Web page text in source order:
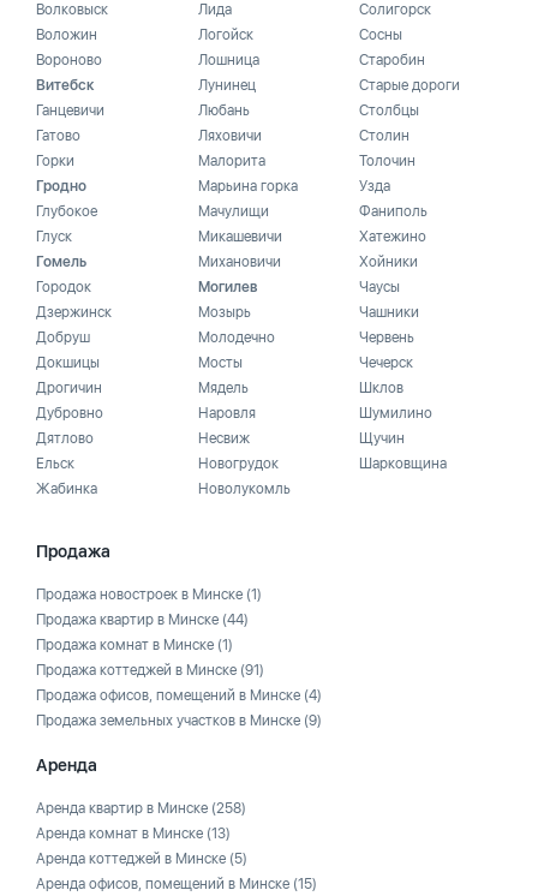
Волковыск
Воложин
Вороново
Витебск
Ганцевичи
Гатово
Горки
Гродно
Глубокое
Глуск
Гомель
Городок
Дзержинск
Добруш
Докшицы
Дрогичин
Дубровно
Дятлово
Ельск
Жабинка
Лида
Логойск
Лошница
Лунинец
Любань
Ляховичи
Малорита
Марьина горка
Мачулищи
Микашевичи
Михановичи
Могилев
Мозырь
Молодечно
Мосты
Мядель
Наровля
Несвиж
Новогрудок
Новолукомль
Солигорск
Сосны
Старобин
Старые дороги
Столбцы
Столин
Толочин
Узда
Фаниполь
Хатежино
Хойники
Чаусы
Чашники
Червень
Чечерск
Шклов
Шумилино
Щучин
Шарковщина
Продажа
Продажа новостроек в Минске (1)
Продажа квартир в Минске (44)
Продажа комнат в Минске (1)
Продажа коттеджей в Минске (91)
Продажа офисов, помещений в Минске (4)
Продажа земельных участков в Минске (9)
Аренда
Аренда квартир в Минске (258)
Аренда комнат в Минске (13)
Аренда коттеджей в Минске (5)
Аренда офисов, помещений в Минске (15)